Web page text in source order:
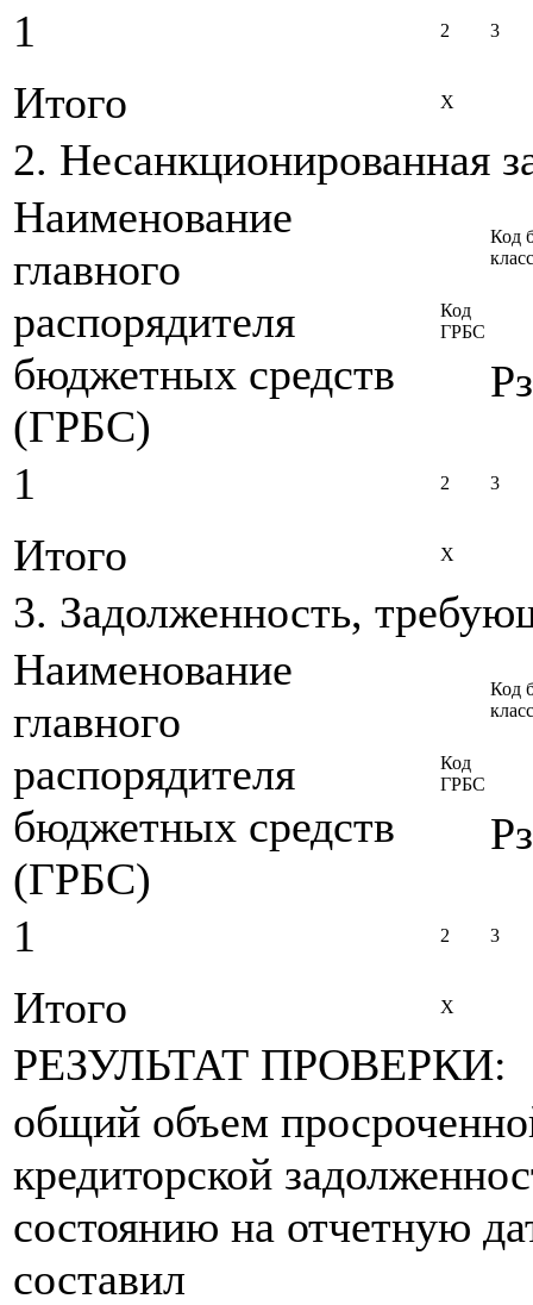
1 2 3
Итого X
2. Несанкционированная
Наименование
главного
распорядителя
бюджетных средств
(ГРБС)
Код
ГРБС
Код
Рз
1 2 3
Итого X
3. Задолженность,
Наименование
главного
распорядителя
бюджетных средств
(ГРБС)
Код
ГРБС
Код
Рз
1 2 3
Итого X
РЕЗУЛЬТАТ ПРОВЕРКИ:
общий объем
кредиторской
состоянию на отчетную
составил